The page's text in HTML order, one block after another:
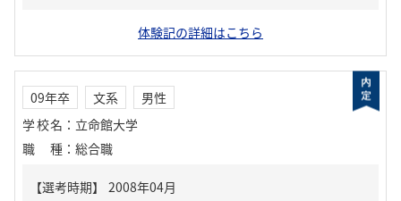
体験記の詳細はこちら
09年卒 文系
男性
学校名 ： 立命館大学
職種 ： 総合職